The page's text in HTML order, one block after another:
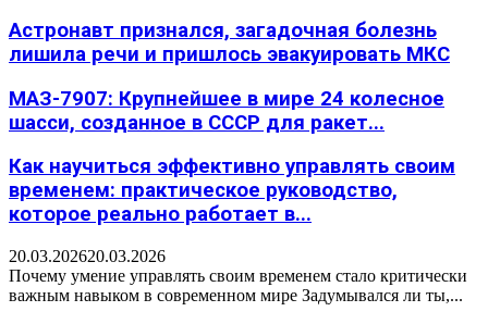
Астронавт признался, загадочная болезнь
лишила речи и пришлось эвакуировать МКС
МАЗ-7907: Крупнейшее в мире 24 колесное
шасси, созданное в СССР для ракет...
Как научиться эффективно управлять своим
временем: практическое руководство,
которое реально работает в...
20.03.202620.03.2026
Почему умение управлять своим временем стало критически
важным навыком в современном мире Задумывался ли ты,...